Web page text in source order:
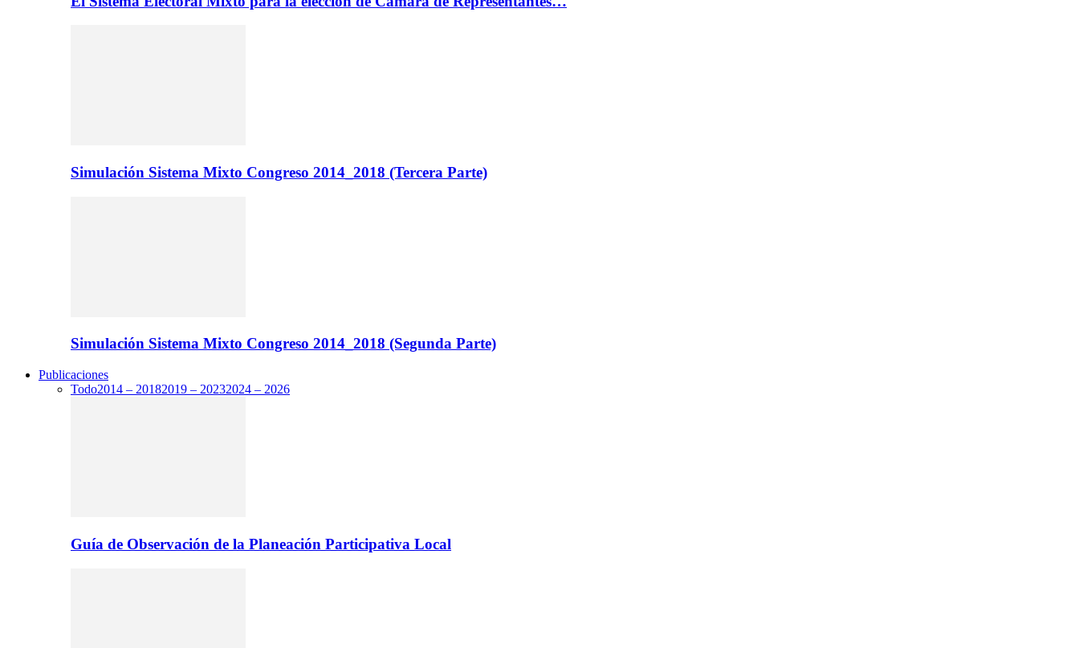
Simulación Sistema Mixto Congreso 2014_2018 (Tercera Parte)
Simulación Sistema Mixto Congreso 2014_2018 (Segunda Parte)
Publicaciones
Todo2014 – 20182019 – 20232024 – 2026
Guía de Observación de la Planeación Participativa Local